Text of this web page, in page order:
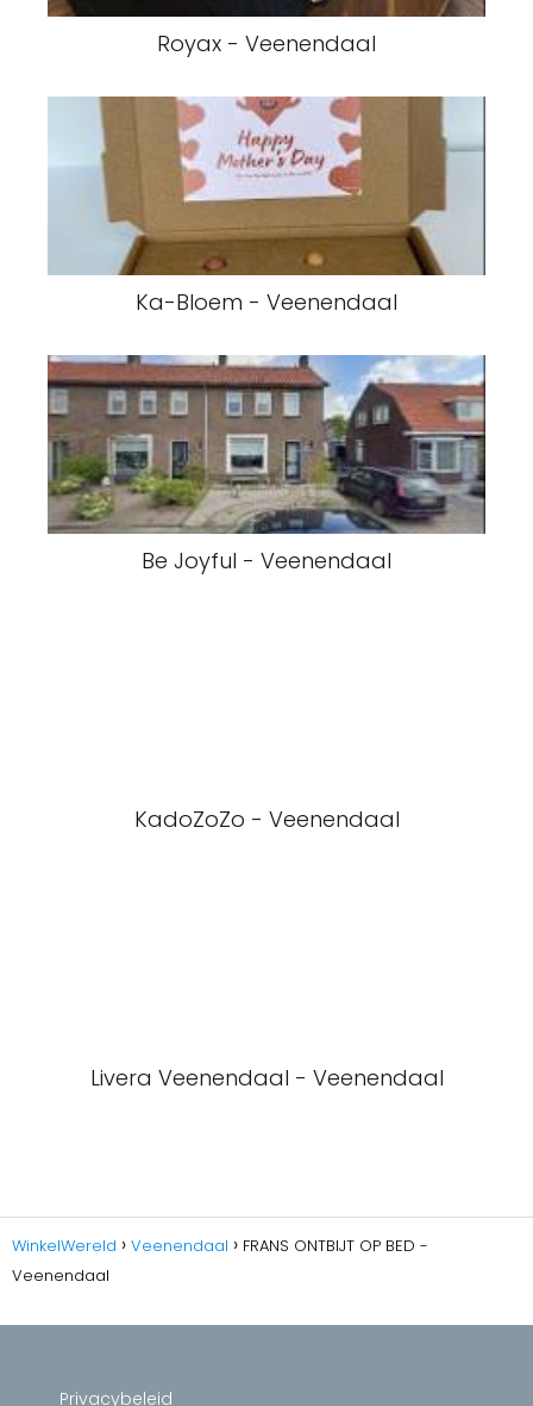
Royax - Veenendaal
Ka-Bloem - Veenendaal
Be Joyful - Veenendaal
KadoZoZo - Veenendaal
Livera Veenendaal - Veenendaal
WinkelWereld Veenendaal
FRANS ONTBIJT OP BED -
Veenendaal
Privacybeleid